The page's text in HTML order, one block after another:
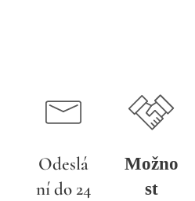
Odeslá
ní do 24
Možno
st